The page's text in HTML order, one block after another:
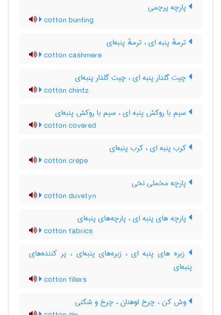
پارچه پرچمی
cotton bunting
ترمهٔ پنبه ای ، ترمهٔ پنبه‌ای
cotton cashmere
چیت گلدار پنبه ای ، چیت گلدار پنبه‌ای
cotton chintz
سیم با روکش پنبه ای ، سیم با روکش پنبه‌ای
cotton covered
کرب پنبه ای ، کرب پنبه‌ای
cotton crepe
پارچه مخملی نخی
cotton duvetyn
پارچه های پنبه ای ، پارچه‌های پنبه‌ای
cotton fabrics
زبره های پنبه ای ، زبره‌های پنبه‌ای ، پر کننده‌های
پنبه‌ای
cotton fillers
وش کن ، چرخ لوهنان ، چرخ و شکنی